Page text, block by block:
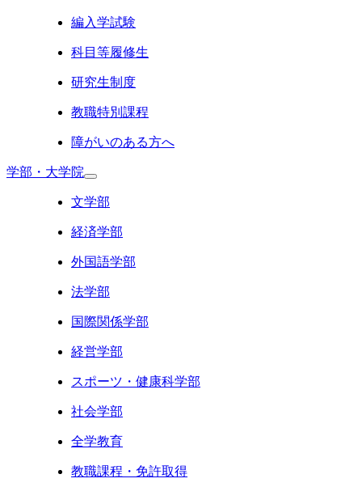
編入学試験
科目等履修生
研究生制度
教職特別課程
障がいのある方へ
学部・大学院
文学部
経済学部
外国語学部
法学部
国際関係学部
経営学部
スポーツ・健康科学部
社会学部
全学教育
教職課程・免許取得